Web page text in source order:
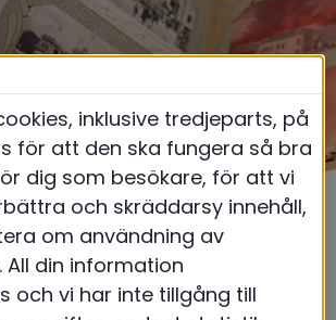
|Övriga föremål
inklusive tredjeparts, på
för att den ska fungera så bra
dig som besökare, för att vi
och skräddarsy innehåll,
om användning av
din information
och vi har inte tillgång till